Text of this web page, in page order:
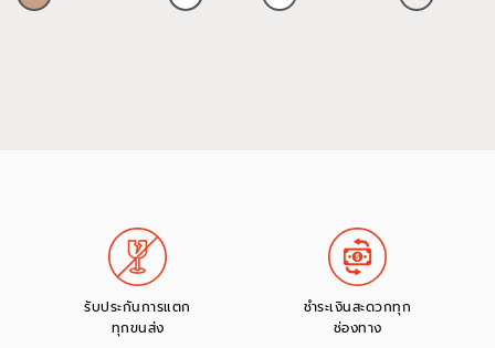
รับประกันการแตก
ทุกขนส่ง
ชำระเงินสะดวกทุก
ช่องทาง